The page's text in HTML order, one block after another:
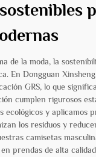
de la moda, la
En Dongguan
GRS, lo que
cumplen rigurosos
ecológicos y aplicamos
los residuos y
camisetas
prendas de alta